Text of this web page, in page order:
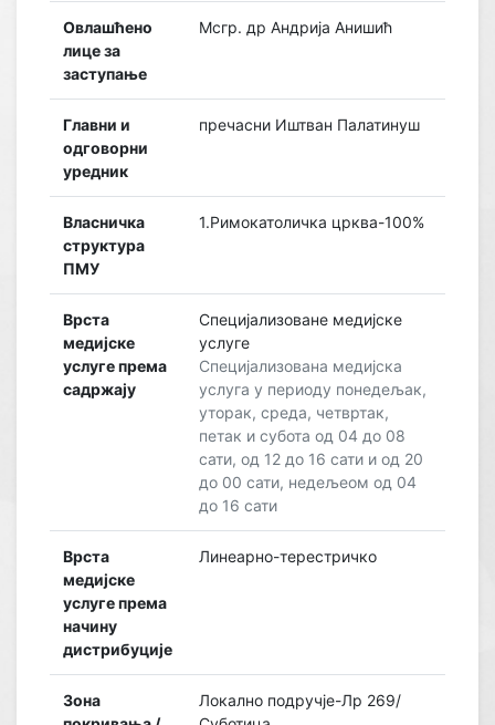
Овлашћено
лице за
заступање
Мсгр. др Андрија Анишић
Главни и
одговорни
уредник
пречасни Иштван Палатинуш
Власничка
структура
ПМУ
1.Римокатоличка црква-100%
Врста
медијске
услуге према
садржају
Специјализоване медијске
услуге
Специјализована медијска
услуга у периоду понедељак,
уторак, среда, четвртак,
петак и субота од 04 до 08
сати, од 12 до 16 сати и од 20
до 00 сати, недељеом од 04
до 16 сати
Врста
медијске
услуге према
начину
дистрибуције
Линеарно-терестричко
Зона
Локално подручје-Лр 269/